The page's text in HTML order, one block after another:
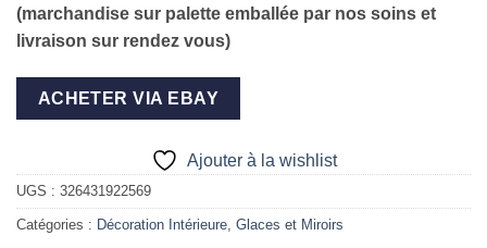
(marchandise sur palette emballée par nos soins et
livraison sur rendez vous)
ACHETER VIA EBAY
Ajouter à la wishlist
UGS : 326431922569
Catégories : Décoration Intérieure, Glaces et Miroirs